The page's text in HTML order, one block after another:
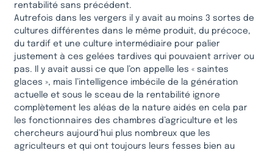
rentabilité sans précédent.
Autrefois dans les vergers il y avait au moins 3 sortes de
cultures différentes dans le même produit, du précoce,
du tardif et une culture intermédiaire pour palier
justement à ces gelées tardives qui pouvaient arriver ou
pas. Il y avait aussi ce que l’on appelle les « saintes
glaces », mais l’intelligence imbécile de la génération
actuelle et sous le sceau de la rentabilité ignore
complètement les aléas de la nature aidés en cela par
les fonctionnaires des chambres d’agriculture et les
chercheurs aujourd’hui plus nombreux que les
agriculteurs et qui ont toujours leurs fesses bien au